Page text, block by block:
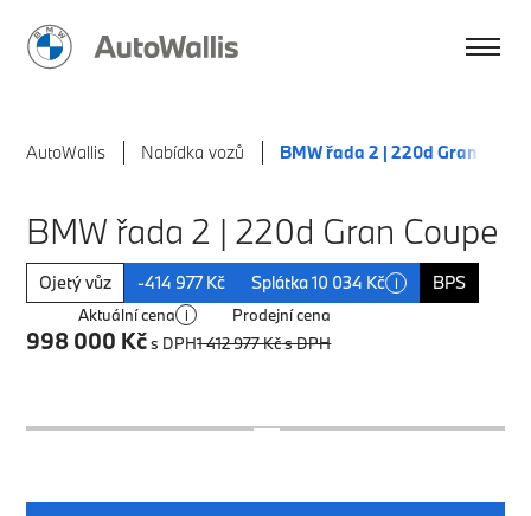
AutoWallis Nabídka vozů BMW řada 2 | 220d Gran Coupe
BMW řada 2 | 220d Gran Coupe
Ojetý vůz -414 977 Kč Splátka 10 034 Kč i BPS
Aktuální cena i
998 000 Kčs DPH
Prodejní cena
1 412 977 Kčs DPH